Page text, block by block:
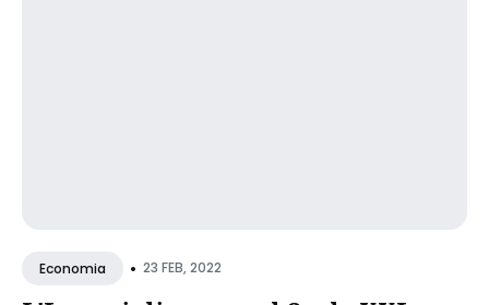
Economia • 23 FEB, 2022